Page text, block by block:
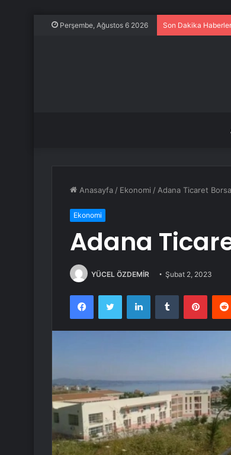
Perşembe, Ağustos 6 2026 Son Dakika
Anasayfa / Ekonomi / Adana Ticaret
Ekonomi
Adana
YÜCEL ÖZDEMİR Şubat 2, 2023
FacebookTwitter LinkedInTumblr